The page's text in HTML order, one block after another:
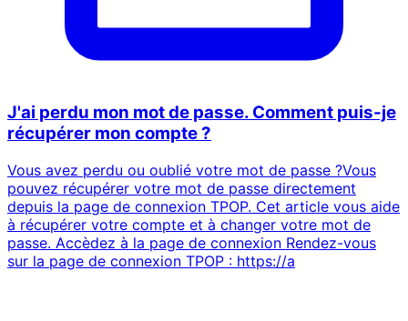
J'ai perdu mon mot de passe. Comment puis-je
récupérer mon compte ?
Vous avez perdu ou oublié votre mot de passe ?Vous
pouvez récupérer votre mot de passe directement
depuis la page de connexion TPOP. Cet article vous aide
à récupérer votre compte et à changer votre mot de
passe. Accèdez à la page de connexion Rendez-vous
sur la page de connexion TPOP : https://a